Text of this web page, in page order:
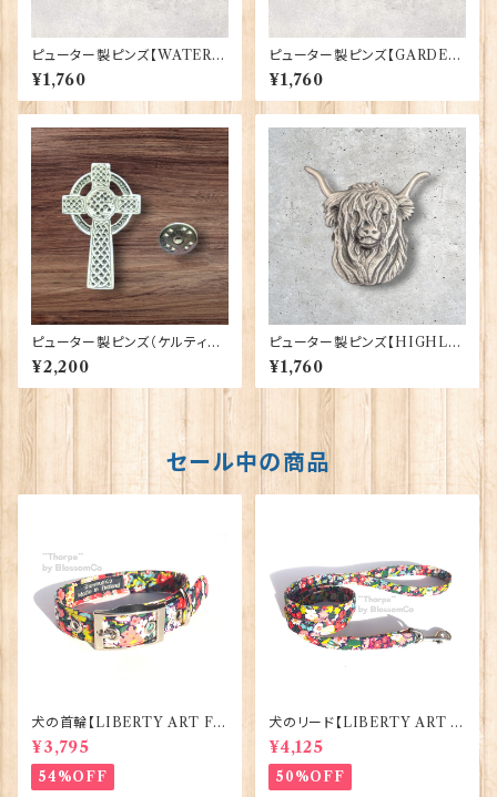
ピューター製ピンズ【WATERI
NG CAN】Cadogan 90166-
XWTP165
¥1,760
ピューター製ピンズ【GARDEN
TROWEL】Cadogan 90166-
XWTP164
¥1,760
ピューター製ピンズ（ケルティッ
ククロス）【Cadogan】 s-007-
XDHLP0157
¥2,200
ピューター製ピンズ【HIGHLA
ND COW】Cadogan 90166-
XDHLP1855
¥1,760
セール中の商品
犬の首輪【LIBERTY ART FA
BRIC=Thorpe】BlossomCo
90295
¥3,795
54%OFF
犬のリード【LIBERTY ART F
ABRIC=Thorpe】BlossomC
o 90294
¥4,125
50%OFF